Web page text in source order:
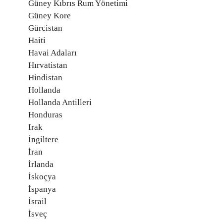
Güney Kıbrıs Rum Yönetimi
Güney Kore
Gürcistan
Haiti
Havai Adaları
Hırvatistan
Hindistan
Hollanda
Hollanda Antilleri
Honduras
Irak
İngiltere
İran
İrlanda
İskoçya
İspanya
İsrail
İsveç